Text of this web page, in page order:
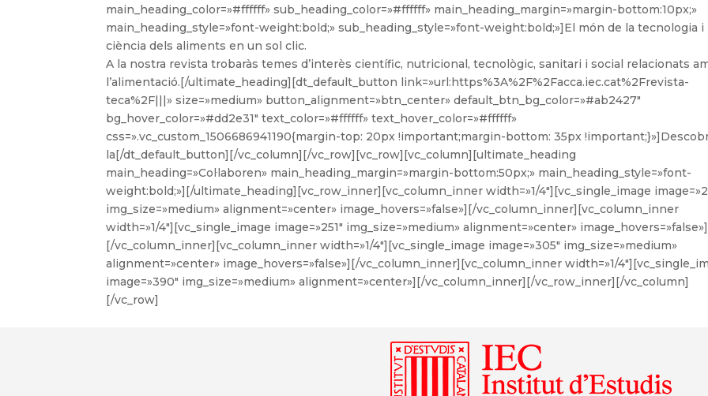
main_heading_color=»#ffffff» sub_heading_color=»#ffffff» main_heading_margin=»margin-bottom:10px;»
main_heading_style=»font-weight:bold;» sub_heading_style=»font-weight:bold;»]El món de la tecnologia i
ciència dels aliments en un sol clic.
A la nostra revista trobaràs temes d’interès científic, nutricional, tecnològic, sanitari i social relacionats
l’alimentació.[/ultimate_heading][dt_default_button link=»url:https%3A%2F%2Facca.iec.cat%2Frevista-
teca%2F|||» size=»medium» button_alignment=»btn_center» default_btn_bg_color=»#ab2427″
bg_hover_color=»#dd2e31″ text_color=»#ffffff» text_hover_color=»#ffffff»
css=».vc_custom_1506686941190{margin-top: 20px !important;margin-bottom: 35px
la[/dt_default_button][/vc_column][/vc_row][vc_row][vc_column][ultimate_heading
main_heading=»Col·laboren» main_heading_margin=»margin-bottom:50px;» main_heading_style=»font-
weight:bold;»][/ultimate_heading][vc_row_inner][vc_column_inner width=»1/4″][vc_single_image
img_size=»medium» alignment=»center» image_hovers=»false»][/vc_column_inner][vc_column_inner
width=»1/4″][vc_single_image image=»251″ img_size=»medium» alignment=»center» image_hovers=»false»]
[/vc_column_inner][vc_column_inner width=»1/4″][vc_single_image image=»305″ img_size=»medium»
alignment=»center» image_hovers=»false»][/vc_column_inner][vc_column_inner width=»1/
image=»390″ img_size=»medium» alignment=»center»][/vc_column_inner][/vc_row_inner][/vc_column]
[/vc_row]